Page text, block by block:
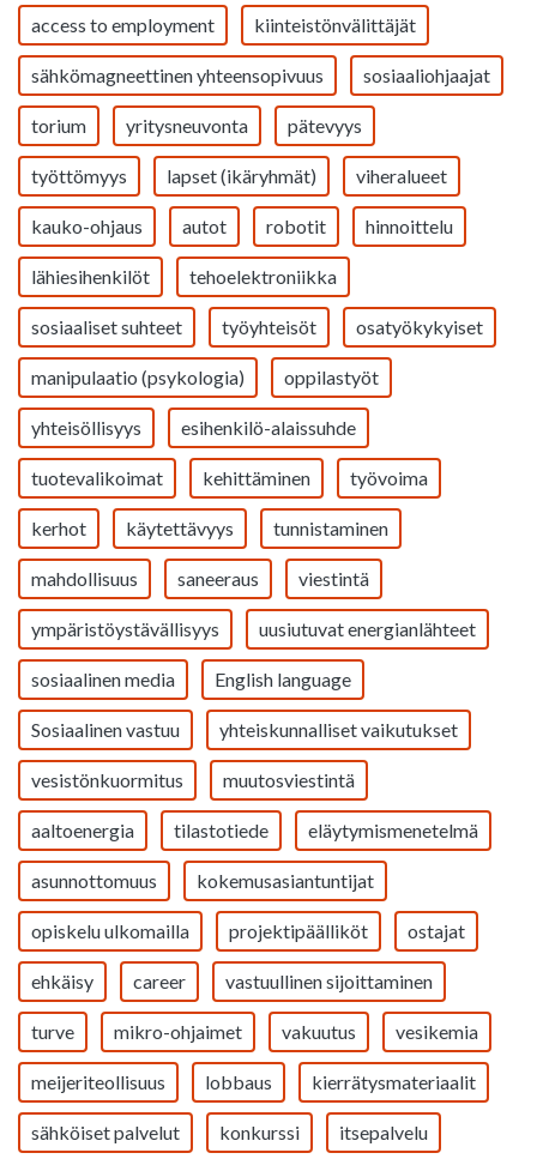
access to employment kiinteistönvälittäjät
sähkömagneettinen yhteensopivuus sosiaaliohjaajat
torium yritysneuvonta pätevyys
työttömyys lapset (ikäryhmät) viheralueet
kauko-ohjaus autot robotit hinnoittelu
lähiesihenkilöt tehoelektroniikka
sosiaaliset suhteet työyhteisöt osatyökykyiset
manipulaatio (psykologia) oppilastyöt
yhteisöllisyys esihenkilö-alaissuhde
tuotevalikoimat kehittäminen työvoima
kerhot käytettävyys tunnistaminen
mahdollisuus saneeraus viestintä
ympäristöystävällisyys uusiutuvat energianlähteet
sosiaalinen media English language
Sosiaalinen vastuu yhteiskunnalliset vaikutukset
vesistönkuormitus muutosviestintä
aaltoenergia tilastotiede eläytymismenetelmä
asunnottomuus kokemusasiantuntijat
opiskelu ulkomailla projektipäälliköt ostajat
ehkäisy career vastuullinen sijoittaminen
turve mikro-ohjaimet vakuutus vesikemia
meijeriteollisuus lobbaus kierrätysmateriaalit
sähköiset palvelut konkurssi itsepalvelu